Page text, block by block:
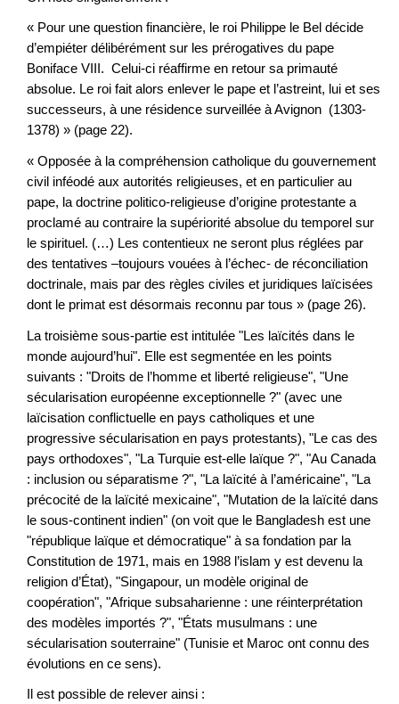
« Pour une question financière, le roi Philippe le Bel décide
d’empiéter délibérément sur les prérogatives du pape
Boniface VIII. Celui-ci réaffirme en retour sa primauté
absolue. Le roi fait alors enlever le pape et l’astreint, lui et ses
successeurs, à une résidence surveillée à Avignon (1303-
1378) » (page 22).
« Opposée à la compréhension catholique du gouvernement
civil inféodé aux autorités religieuses, et en particulier au
pape, la doctrine politico-religieuse d’origine protestante a
proclamé au contraire la supériorité absolue du temporel sur
le spirituel. (…) Les contentieux ne seront plus réglées par
des tentatives –toujours vouées à l’échec- de réconciliation
doctrinale, mais par des règles civiles et juridiques laïcisées
dont le primat est désormais reconnu par tous » (page 26).
La troisième sous-partie est intitulée "Les laïcités dans le
monde aujourd’hui". Elle est segmentée en les points
suivants : "Droits de l’homme et liberté religieuse", "Une
sécularisation européenne exceptionnelle ?" (avec une
laïcisation conflictuelle en pays catholiques et une
progressive sécularisation en pays protestants), "Le cas des
pays orthodoxes", "La Turquie est-elle laïque ?", "Au Canada
: inclusion ou séparatisme ?", "La laïcité à l’américaine", "La
précocité de la laïcité mexicaine", "Mutation de la laïcité dans
le sous-continent indien" (on voit que le Bangladesh est une
"république laïque et démocratique" à sa fondation par la
Constitution de 1971, mais en 1988 l’islam y est devenu la
religion d’État), "Singapour, un modèle original de
coopération", "Afrique subsaharienne : une réinterprétation
des modèles importés ?", "États musulmans : une
sécularisation souterraine" (Tunisie et Maroc ont connu des
évolutions en ce sens).
Il est possible de relever ainsi :